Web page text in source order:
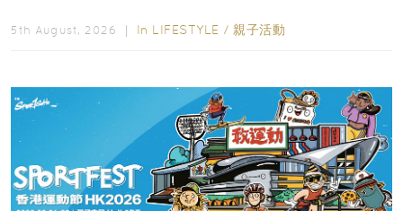
5th August, 2026 ｜ In LIFESTYLE / 親子活動